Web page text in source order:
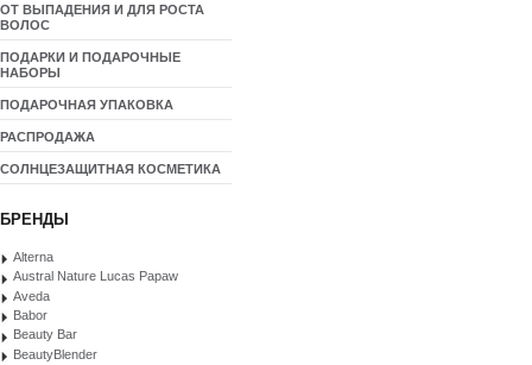
ОТ ВЫПАДЕНИЯ И ДЛЯ РОСТА
ВОЛОС
ПОДАРКИ И ПОДАРОЧНЫЕ
НАБОРЫ
ПОДАРОЧНАЯ УПАКОВКА
РАСПРОДАЖА
СОЛНЦЕЗАЩИТНАЯ КОСМЕТИКА
БРЕНДЫ
Alterna
Austral Nature Lucas Papaw
Aveda
Babor
Beauty Bar
BeautyBlender